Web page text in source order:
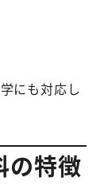
にも対応し
の特徴